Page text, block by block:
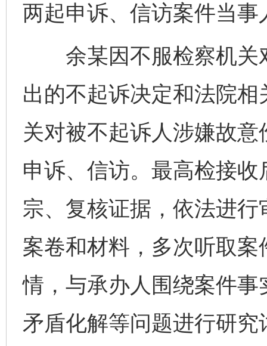
两起申诉、信访案件当事
余某因不服检察机关
出的不起诉决定和法院
关对被不起诉人涉嫌故
申诉、信访。最高检接
宗、复核证据，依法进
案卷和材料，多次听取
情，与承办人围绕案件
矛盾化解等问题进行研究